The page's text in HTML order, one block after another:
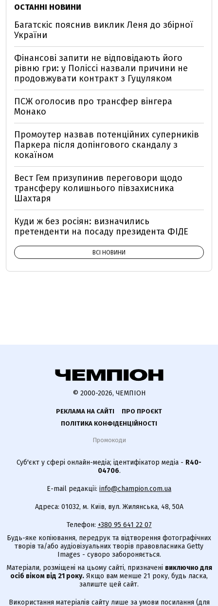
ОСТАННІ НОВИНИ
Багатскіс пояснив виклик Леня до збірної
України
Фінансові запити не відповідають його
рівню гри: у Поліссі назвали причини не
продовжувати контракт з Гуцуляком
ПСЖ оголосив про трансфер вінгера
Монако
Промоутер назвав потенційних суперників
Паркера після допінгового скандалу з
кокаїном
Вест Гем призупинив переговори щодо
трансферу колишнього півзахисника
Шахтаря
Куди ж без росіян: визначились
претенденти на посаду президента ФІДЕ
ВСІ НОВИНИ
© 2000-2026, ЧЕМПІОН
РЕКЛАМА НА САЙТІ
ПРО ПРОЄКТ
ПОЛІТИКА КОНФІДЕНЦІЙНОСТІ
Промокоди
Суб'єкт у сфері онлайн-медіа; ідентифікатор медіа - R40-
04706.
E-mail редакції: info@champion.com.ua
Адреса: 01032, м. Київ, вул. Жилянська, 48, 50А
Телефон: +380 95 641 22 07
Будь-яке копіювання, передрук та відтворення фотографічних
творів та/або аудіовізуальних творів правовласника Getty
Images - суворо забороняється.
Матеріали, розміщені на цьому сайті, призначені виключно для
осіб віком від 21 року. Якщо вам менше 21 року, будь ласка,
залиште цей сайт.
Використання матеріалів сайту лише за умови посилання (для